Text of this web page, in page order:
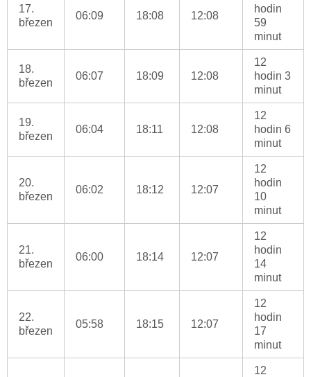
17.
březen
06:09 18:08 12:08
hodin
59
minut
18.
březen
06:07 18:09 12:08
12
hodin 3
minut
19.
březen
06:04 18:11 12:08
12
hodin 6
minut
20.
březen
06:02 18:12 12:07
12
hodin
10
minut
21.
březen
06:00 18:14 12:07
12
hodin
14
minut
22.
březen
05:58 18:15 12:07
12
hodin
17
minut
12